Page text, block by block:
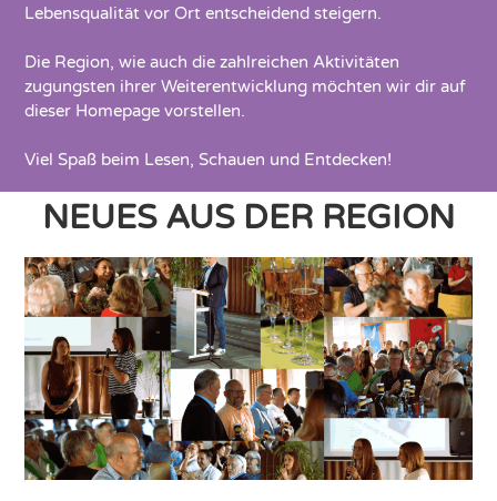
Lebensqualität vor Ort entscheidend steigern.
Die Region, wie auch die zahlreichen Aktivitäten
zugungsten ihrer Weiterentwicklung möchten wir dir auf
dieser Homepage vorstellen.
Viel Spaß beim Lesen, Schauen und Entdecken!
NEUES AUS DER REGION